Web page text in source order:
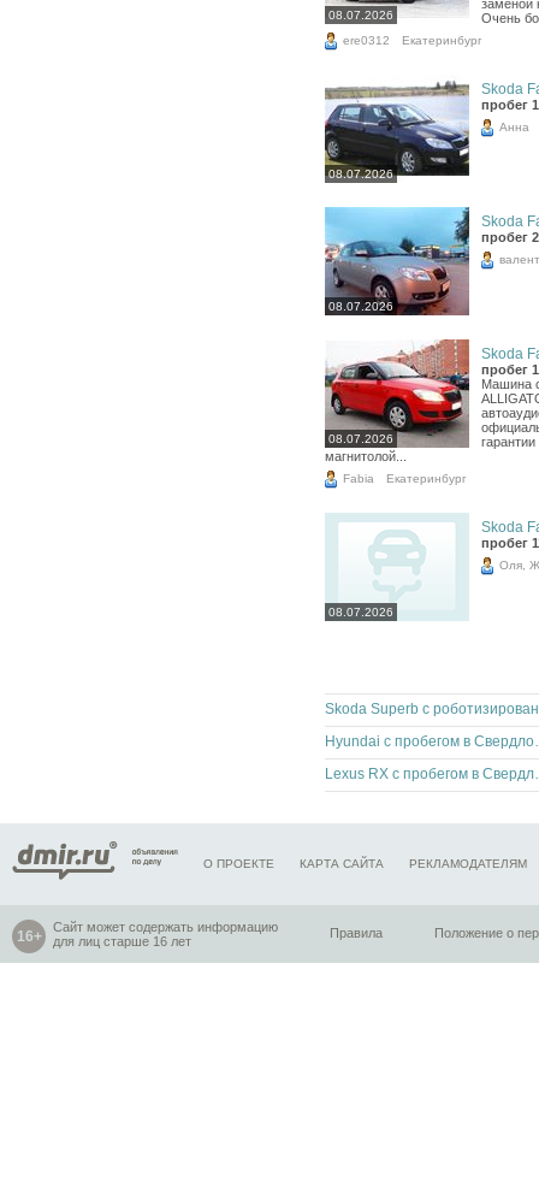
08.07.2026
заменой
Очень
ere0312 Екатеринбург
08.07.2026
Skoda
пробег
Анна
08.07.2026
Skoda
пробег
08.07.2026
Skoda
пробег
Машина
магнитолой...
Fabia Екатеринбург
08.07.2026
Skoda
пробег
Оля,
О ПРОЕКТЕ КАРТА САЙТА РЕКЛАМОДАТЕЛЯМ
Сайт может содержать информацию
для лиц старше 16 лет
Правила Положение о